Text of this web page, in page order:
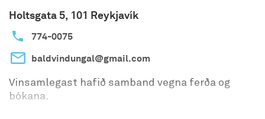
Holtsgata 5, 101 Reykjavík
774-0075
baldvindungal@gmail.com
Vinsamlegast hafið samband vegna ferða og
bókana.